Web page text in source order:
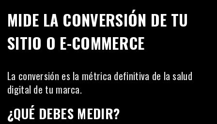
MIDE LA CONVERSIÓN DE TU
SITIO O E-COMMERCE
La conversión es la métrica definitiva de la salud
digital de tu marca.
¿QUÉ DEBES MEDIR?